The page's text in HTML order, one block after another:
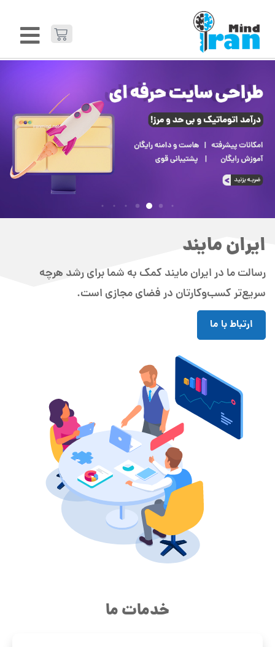
ایران مایند
رسالت ما در ایران مایند کمک به شما برای رشد هرچه
سریع‌تر کسب‌و‌‌کارتان در فضای مجازی است.
ارتباط با ما
خدمات ما